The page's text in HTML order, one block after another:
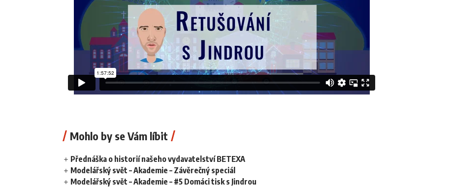
Mohlo by se Vám líbit
Přednáška o historií našeho vydavatelství BETEXA
Modelářský svět – Akademie – Závěrečný speciál
Modelářský svět – Akademie – #5 Domáci tisk s Jindrou